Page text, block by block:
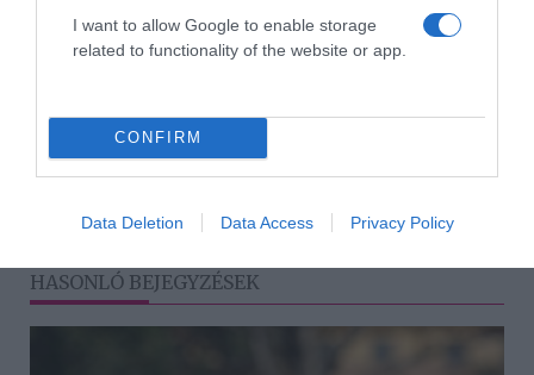
I want to allow Google to enable storage
related to functionality of the website or app.
CONFIRM
Data Deletion Data Access Privacy Policy
Megosztás: Facebook Twitter
Címkék: egészség,mozgás,torna,ülőmunka,
irodai torna
HASONLÓ BEJEGYZÉSEK